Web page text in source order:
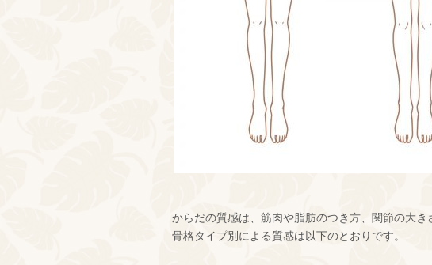
からだの質感は、筋肉や脂肪のつき方、関節の大き
骨格タイプ別による質感は以下のとおりです。